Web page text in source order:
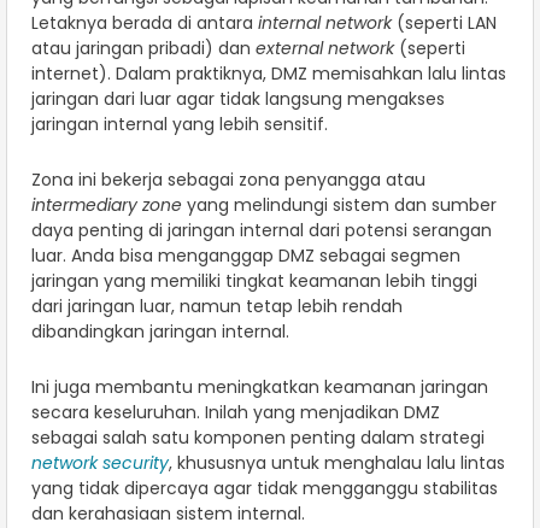
Letaknya berada di antara internal network(seperti LAN
atau jaringan pribadi) dan external network(seperti
internet). Dalam praktiknya, DMZ memisahkan lalu lintas
jaringan dari luar agar tidak langsung mengakses
jaringan internal yang lebih sensitif.
Zona ini bekerja sebagai zona penyangga atau
intermediary zone yang melindungi sistem dan sumber
daya penting di jaringan internal dari potensi serangan
luar. Anda bisa menganggap DMZ sebagai segmen
jaringan yang memiliki tingkat keamanan lebih tinggi
dari jaringan luar, namun tetap lebih rendah
dibandingkan jaringan internal.
Ini juga membantu meningkatkan keamanan jaringan
secara keseluruhan. Inilah yang menjadikan DMZ
sebagai salah satu komponen penting dalam strategi
network security, khususnya untuk menghalau lalu lintas
yang tidak dipercaya agar tidak mengganggu stabilitas
dan kerahasiaan sistem internal.